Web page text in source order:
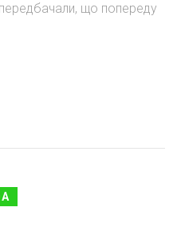
передбачали, що попереду